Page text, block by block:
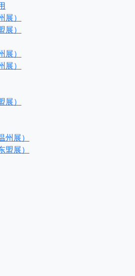
）
）
）
）
）
展）
展）